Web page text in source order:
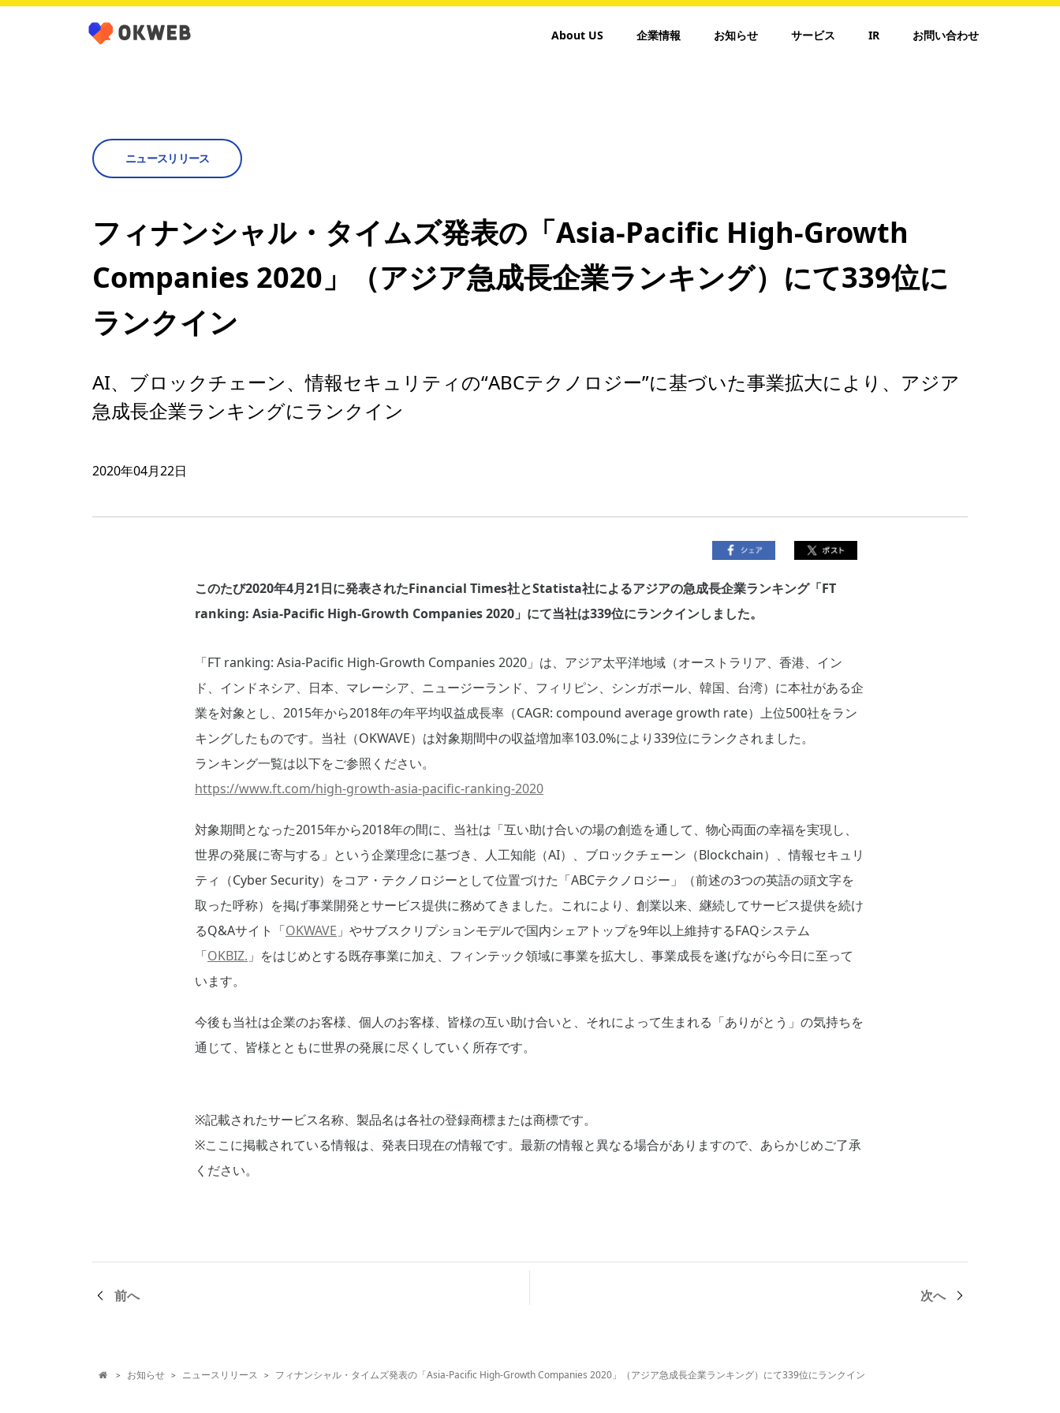
About US 企業情報 お知らせ サービス IR お問い合わせ
ニュースリリース
フィナンシャル・タイムズ発表の「Asia-Pacific High-Growth
Companies 2020」（アジア急成長企業ランキング）にて339位に
ランクイン
AI、ブロックチェーン、情報セキュリティの“ABCテクノロジー”に基づいた事業拡大により、アジア
急成長企業ランキングにランクイン
2020年04月22日
このたび2020年4月21日に発表されたFinancial Times社とStatista社によるアジアの急成長企業ランキング「FT
ranking: Asia-Pacific High-Growth Companies 2020」にて当社は339位にランクインしました。
「FT ranking: Asia-Pacific High-Growth Companies 2020」は、アジア太平洋地域（オーストラリア、香港、イン
ド、インドネシア、日本、マレーシア、ニュージーランド、フィリピン、シンガポール、韓国、台湾）に本社がある企
業を対象とし、2015年から2018年の年平均収益成長率（CAGR: compound average growth rate）上位500社をラン
キングしたものです。当社（OKWAVE）は対象期間中の収益増加率103.0%により339位にランクされました。
ランキング一覧は以下をご参照ください。
https://www.ft.com/high-growth-asia-pacific-ranking-2020
対象期間となった2015年から2018年の間に、当社は「互い助け合いの場の創造を通して、物心両面の幸福を実現し、
世界の発展に寄与する」という企業理念に基づき、人工知能（AI）、ブロックチェーン（Blockchain）、情報セキュリ
ティ（Cyber Security）をコア・テクノロジーとして位置づけた「ABCテクノロジー」（前述の3つの英語の頭文字を
取った呼称）を掲げ事業開発とサービス提供に務めてきました。これにより、創業以来、継続してサービス提供を続け
るQ&Aサイト「OKWAVE 」やサブスクリプションモデルで国内シェアトップを9年以上維持するFAQシステム
「OKBIZ. 」をはじめとする既存事業に加え、フィンテック領域に事業を拡大し、事業成長を遂げながら今日に至って
います。
今後も当社は企業のお客様、個人のお客様、皆様の互い助け合いと、それによって生まれる「ありがとう」の気持ちを
通じて、皆様とともに世界の発展に尽くしていく所存です。
※記載されたサービス名称、製品名は各社の登録商標または商標です。
※ここに掲載されている情報は、発表日現在の情報です。最新の情報と異なる場合がありますので、あらかじめご了承
ください。
前へ 次へ
 > お知らせ > ニュースリリース > フィナンシャル・タイムズ発表の「Asia-Pacific High-Growth Companies 2020」（アジア急成長企業ランキング）にて339位にランクイン